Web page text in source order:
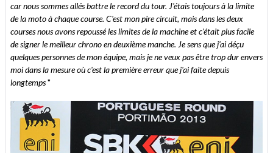
car nous sommes allés battre le record du tour. J'étais toujours à la limite
de la moto à chaque course. C'est mon pire circuit, mais dans les deux
courses nous avons repoussé les limites de la machine et c'était plus facile
de signer le meilleur chrono en deuxième manche. Je sens que j'ai déçu
quelques personnes de mon équipe, mais je ne veux pas être trop dur envers
moi dans la mesure où c'est la première erreur que j'ai faite depuis
longtemps"